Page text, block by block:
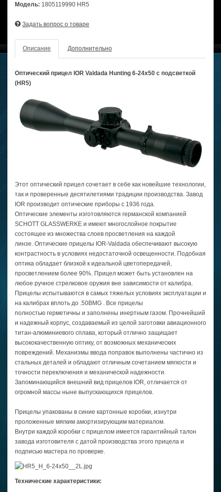
Модель: 1805119990 HR5
Задать вопрос о товаре
Описание Дополнительно
Оптический прицел IOR Valdada Hunting 6-24x50 с подсветкой
(HR5)
Этот оптический прицел сочетает в себе как новейшие технологии,
так и проверенные десятилетиями традиции производства. Завод
IOR производит оптические приборы с 1936 года.
Оптические элементы изготовляются германской компанией
SCHOTT GLASSWERKE и имеют многослойное покрытие
состоящее из множества слоев просветления на каждой
линзе. Оптические прицелы IOR-Valdada обеспечивают высокую
контрастность в условиях недостаточной освещенности. Подобная
оптика обладает близкой к идеальной цветопередачей,
просветлением более 90%. Прицел может быть установлен на
любое ручное стрелковое оружия вне зависимости от калибра.
Прицелы испытываются в самых тяжелых условиях эксплуатации и
на калибрах вплоть до .50BMG . Все прицелы
полностью герметичны и заполнены инертным газом. Прочнейший
и надежный корпус, создаваемый из целой заготовки авиационного
титан-алюминиевого сплава, который отлично защищает
высококачественную оптику, от возможных механических
повреждений. Механизмы ввода поправок выполнены частично из
стальных деталей и обладают отличным сочетанием мягкости и
точности переключения и механической надежности.
Запоминающийся внешний вид прицелов IOR, отличается от
огромной массы ныне выпускающихся прицелов.
Прицелы упакованы в синие картонные коробки, изнутри
проложенные мягким амортизирующим материалом.
Внутри каждой коробки с прицелом имеется гарантийный талон
завода изготовителя с датой производства этого прицела и
подписью мастера по проверке.
Технические характеристики: